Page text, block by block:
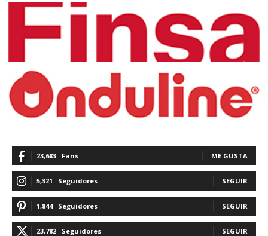
23,683 Fans ME GUSTA
5,321 Seguidores SEGUIR
1,844 Seguidores SEGUIR
23,782 Seguidores SEGUIR